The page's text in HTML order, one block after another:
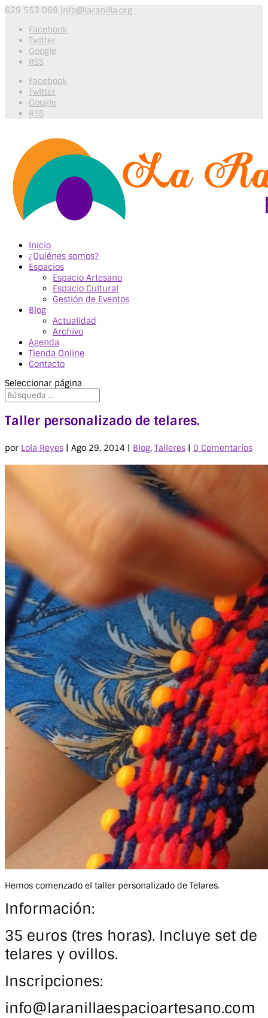
629 553 069 info@laranilla.org
Facebook
Twitter
Google
RSS
Facebook
Twitter
Google
RSS
Inicio
¿Quiénes somos?
Espacios
Espacio Artesano
Espacio Cultural
Gestión de Eventos
Blog
Actualidad
Archivo
Agenda
Tienda Online
Contacto
Seleccionar página
Taller personalizado de telares.
por Lola Reyes | Ago 29, 2014 | Blog, Talleres | 0 Comentarios
Hemos comenzado el taller personalizado de Telares.
Información:
35 euros (tres horas). Incluye set de
telares y ovillos.
Inscripciones:
info@laranillaespacioartesano.com